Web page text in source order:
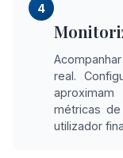
4
real.
aproximam
métricas
utilizador